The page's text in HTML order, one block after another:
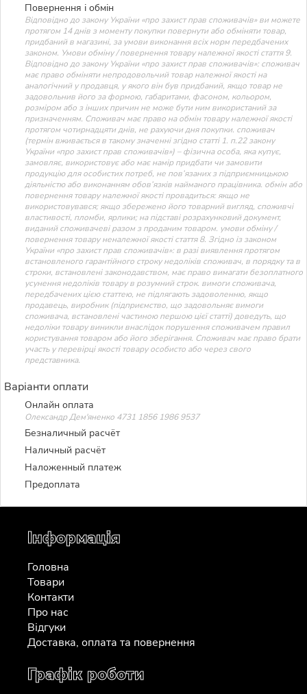
Повернення і обмін
Відповідно до закону України «про захист прав споживачів» ви можете
протягом 14 днів з моменту покупки повернути або обміняти товар,
придбаний в магазині, за умови виконання всіх норм передбачених
законом. Умови обміну / повернення товару належної якості стаття 9.
Відповідно до закону України «про захист прав споживачів»: споживач
має право обміняти непродовольчий товар належної якості на
аналогічний у продавця, у якого він був придбаний, якщо товар не
задовольнив його за формою, габаритами, фасоном, кольором,
розміром або з інших причин не може бути ним використаний за
призначенням. Споживач має право на обмін товару належної якості
протягом чотирнадцяти днів, не рахуючи дня покупки. споживач
(термін вживається в такому значенні згідно статті 1. п.22 закону
України «про захист прав споживачів») – фізична особа, яка купує,
замовляє, використовує або має намір придбати чи замовити
продукцію для особистих потреб, не пов’язаних з підприємницькою
діяльністю або виконанням обов’язків найманого працівника. обмін або
повернення товару належної якості провадиться: якщо не
використовувався; якщо збережено його товарний вигляд, споживчі
властивості, пломби, ярлики; на підставі розрахунковий документ,
виданий споживачеві разом з проданим товаром. умови обміну /
повернення товару неналежної якості стаття 8. Згідно із законом
України «про захист прав споживачів»: в разі виявлення протягом
встановленого гарантійного строку недоліків споживач, в порядку та в
строки, встановлені законодавством, має право вимагати безоплатного
усунення недоліків товару в розумний строк. вимоги споживача,
передбачених цією статтею, не підлягають задоволенню, якщо
продавець, виробник (підприємство, що задовольняє вимоги
споживача, встановлені частиною першою цієї статті) доведуть, що
недоліки товару виникли внаслідок порушення споживачем правил
користування товаром або його зберігання. Споживач має право брати
участь у перевірці якості товару особисто або через свого
представника.
Варіанти оплати
Онлайн оплата
Олександр Дем'яненко 4731 1856 1986 9537
Безналичный расчёт
Наличный расчёт
Наложенный платеж
Предоплата
Інформація
Головна
Товари
Контакти
Про нас
Відгуки
Доставка, оплата та повернення
Графік роботи